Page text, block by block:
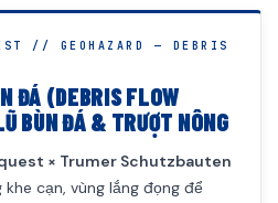
// GEOHAZARD — DEBRIS
ĐÁ (DEBRIS FLOW
BÙN ĐÁ & TRƯỢT NÔNG
× Trumer Schutzbauten
cạn, vùng lắng đọng để